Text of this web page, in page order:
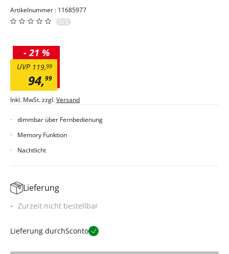
Artikelnummer : 11685977
0/5
94,99
119,99
UVP
- 21 %
Inkl. MwSt. zzgl.Versand
dimmbar über Fernbedienung
Memory Funktion
Nachtlicht
Lieferung
Zurzeit nicht bestellbar
Lieferung durchSconto